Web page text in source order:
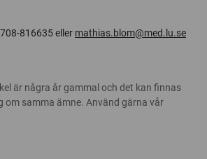
816635 eller mathias.blom@med.lu.se
är några år gammal och det kan finnas
om samma ämne. Använd gärna vår